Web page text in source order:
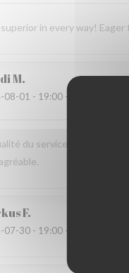
in every way!
M
08-01 - 19:00 - 来宾 2
du service, l’amabilité
F
07-30 - 19:00 - 来宾 3